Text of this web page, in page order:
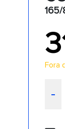
165/
Fora
-